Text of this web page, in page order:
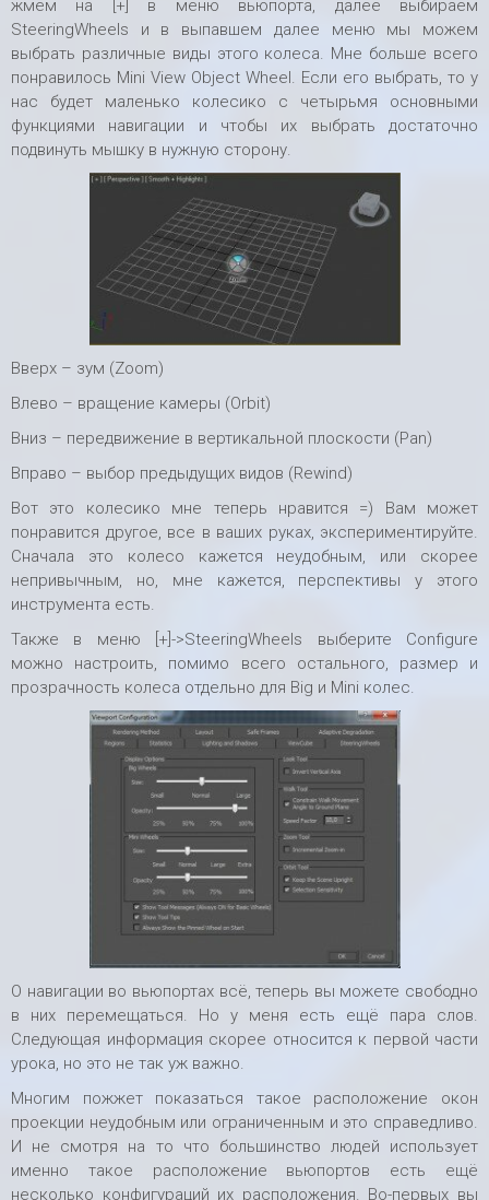
жмём на [+] в меню вьюпорта, далее выбираем
SteeringWheels и в выпавшем далее меню мы можем
выбрать различные виды этого колеса. Мне больше всего
понравилось Mini View Object Wheel. Если его выбрать, то у
нас будет маленько колесико с четырьмя основными
функциями навигации и чтобы их выбрать достаточно
подвинуть мышку в нужную сторону.
Вверх – зум (Zoom)
Влево – вращение камеры (Orbit)
Вниз – передвижение в вертикальной плоскости (Pan)
Вправо – выбор предыдущих видов (Rewind)
Вот это колесико мне теперь нравится =) Вам может
понравится другое, все в ваших руках, экспериментируйте.
Сначала это колесо кажется неудобным, или скорее
непривычным, но, мне кажется, перспективы у этого
инструмента есть.
Также в меню [+]->SteeringWheels выберите Configure
можно настроить, помимо всего остального, размер и
прозрачность колеса отдельно для Big и Mini колес.
О навигации во вьюпортах всё, теперь вы можете свободно
в них перемещаться. Но у меня есть ещё пара слов.
Следующая информация скорее относится к первой части
урока, но это не так уж важно.
Многим пожжет показаться такое расположение окон
проекции неудобным или ограниченным и это справедливо.
И не смотря на то что большинство людей использует
именно такое расположение вьюпортов есть ещё
несколько конфигураций их расположения. Во-первых вы